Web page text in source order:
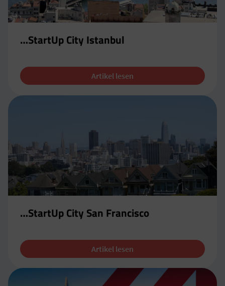
…StartUp City Istanbul
Artikel lesen
…StartUp City San Francisco
Artikel lesen